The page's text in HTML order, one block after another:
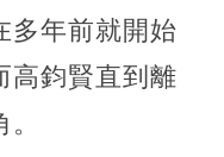
多年前就開始
高鈞賢直到離